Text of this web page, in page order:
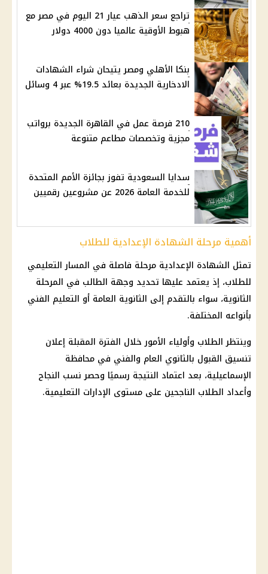
تراجع سعر الذهب عيار 21 اليوم في مصر مع
هبوط الأوقية عالميا دون 4000 دولار
بنكا الأهلي ومصر يتيحان شراء الشهادات
الادخارية الجديدة بعائد 19.5% عبر 4 وسائل
210 فرصة عمل في القاهرة الجديدة برواتب
مجزية وتخصصات مطاعم متنوعة
سدايا السعودية تفوز بجائزة الأمم المتحدة
للخدمة العامة 2026 عن مشروعين رقميين
أهمية مرحلة الشهادة الإعدادية للطلاب
تمثل الشهادة الإعدادية مرحلة فاصلة في المسار التعليمي
للطلاب، إذ يعتمد عليها تحديد وجهة الطالب في المرحلة
الثانوية، سواء بالتقدم إلى الثانوية العامة أو التعليم الفني
بأنواعه المختلفة.
وينتظر الطلاب وأولياء الأمور خلال الفترة المقبلة إعلان
تنسيق القبول بالثانوي العام والفني في محافظة
الإسماعيلية، بعد اعتماد النتيجة رسميًا وحصر نسب النجاح
وأعداد الطلاب الناجحين على مستوى الإدارات التعليمية.